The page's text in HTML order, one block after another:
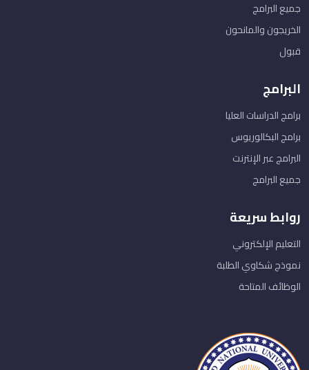
جميع البرامج
الخريجون والمانحون
قبول
البرامج
برامج الدراسات العليا
برامج البكالوريوس
البرامج عبر الإنترنت
جميع البرامج
روابط سريعة
التعليم الإلكتروني
نموذج شكاوي الطلبة
الوظائف المتاحة